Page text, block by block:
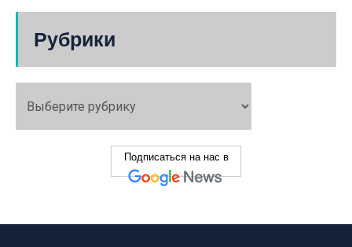
Рубрики
Подписаться на нас в